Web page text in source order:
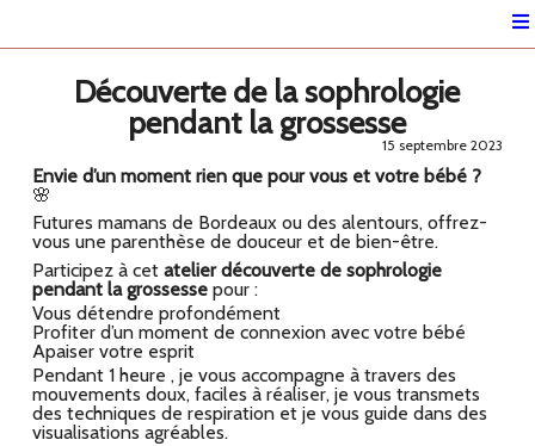
Découverte de la sophrologie
pendant la grossesse
15 septembre 2023
Envie d’un moment rien que pour vous et votre bébé ?
🌸
Futures mamans de Bordeaux ou des alentours, offrez-
vous une parenthèse de douceur et de bien-être.
Participez à cet atelier découverte de sophrologie
pendant la grossessepour :
Vous détendre profondément
Profiter d’un moment de connexion avec votre bébé
Apaiser votre esprit
Pendant 1 heure , je vous accompagne à travers des
mouvements doux, faciles à réaliser, je vous transmets
des techniques de respiration et je vous guide dans des
visualisations agréables.